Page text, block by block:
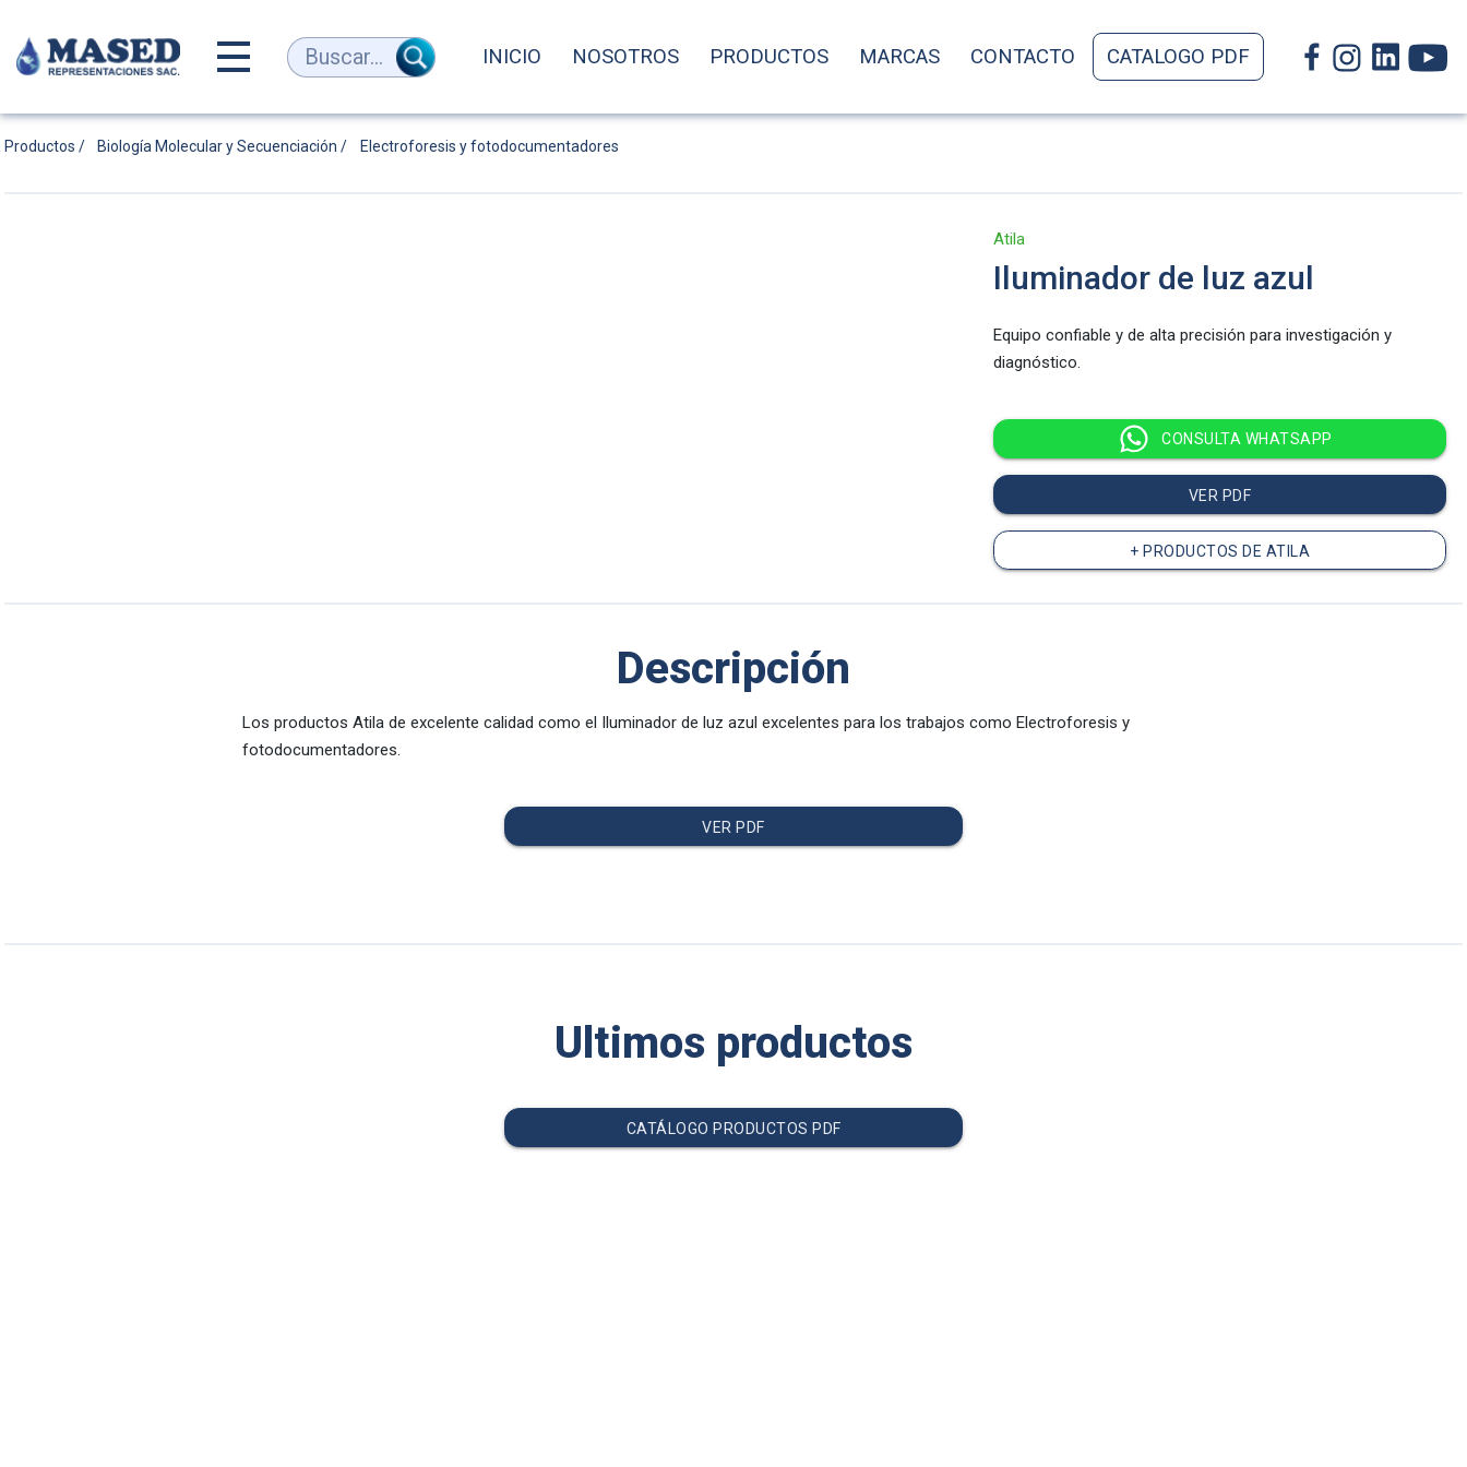
Iluminador
de
Buscar... INICIO NOSOTROS PRODUCTOS MARCAS CONTACTO CATALOGO PDF
Productos / Biología Molecular y Secuenciación / Electroforesis y fotodocumentadores
Atila
Iluminador de luz azul
Equipo confiable y de alta precisión para investigación y
diagnóstico.
CONSULTA WHATSAPP
VER PDF
+ PRODUCTOS DE ATILA
Descripción
Los productos Atila de excelente calidad como el Iluminador de luz azul excelentes para los trabajos como Electroforesis y
fotodocumentadores.
VER PDF
Ultimos productos
CATÁLOGO PRODUCTOS PDF